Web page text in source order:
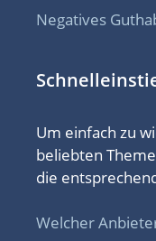
Negatives
Um einfach zu
beliebten
die
Welcher